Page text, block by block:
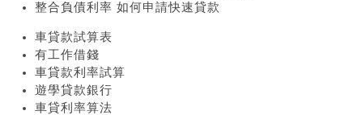
整合負債利率 如何申請快速貸款
車貸款試算表
有工作借錢
車貸款利率試算
遊學貸款銀行
車貸利率算法